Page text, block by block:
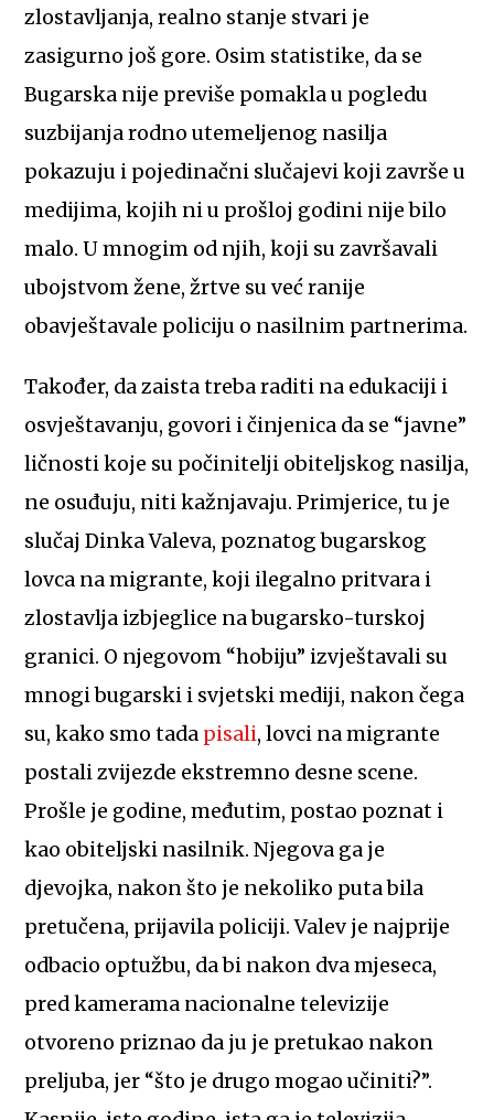
zlostavljanja, realno stanje stvari je
zasigurno još gore. Osim statistike, da se
Bugarska nije previše pomakla u pogledu
suzbijanja rodno utemeljenog nasilja
pokazuju i pojedinačni slučajevi koji završe u
medijima, kojih ni u prošloj godini nije bilo
malo. U mnogim od njih, koji su završavali
ubojstvom žene, žrtve su već ranije
obavještavale policiju o nasilnim partnerima.
Također, da zaista treba raditi na edukaciji i
osvještavanju, govori i činjenica da se “javne”
ličnosti koje su počinitelji obiteljskog nasilja,
ne osuđuju, niti kažnjavaju. Primjerice, tu je
slučaj Dinka Valeva, poznatog bugarskog
lovca na migrante, koji ilegalno pritvara i
zlostavlja izbjeglice na bugarsko-turskoj
granici. O njegovom “hobiju” izvještavali su
mnogi bugarski i svjetski mediji, nakon čega
su, kako smo tada pisali, lovci na migrante
postali zvijezde ekstremno desne scene.
Prošle je godine, međutim, postao poznat i
kao obiteljski nasilnik. Njegova ga je
djevojka, nakon što je nekoliko puta bila
pretučena, prijavila policiji. Valev je najprije
odbacio optužbu, da bi nakon dva mjeseca,
pred kamerama nacionalne televizije
otvoreno priznao da ju je pretukao nakon
preljuba, jer “što je drugo mogao učiniti?”.